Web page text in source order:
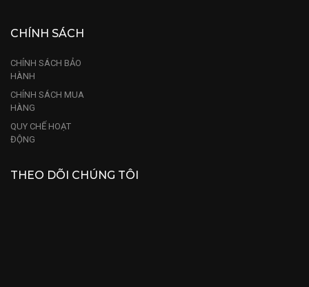
CHÍNH SÁCH
CHÍNH SÁCH BẢO
HÀNH
CHÍNH SÁCH MUA
HÀNG
QUY CHẾ HOẠT
ĐỘNG
THEO DÕI CHÚNG TÔI